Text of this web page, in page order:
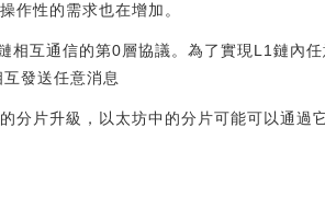
作性的需求也在增加。
互通信的第0層協議。為了實現L1鏈內
發送任意消息
分片升級，以太坊中的分片可能可以通過